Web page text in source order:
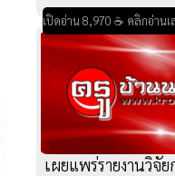
เปิดอ่าน 8,970 ☕ คลิกอ่านเ
เผยแพร่รายงานวิจัย